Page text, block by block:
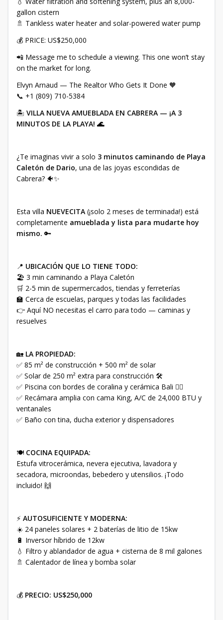
gallon cistern
🚿 Tankless water heater and solar-powered water pump
💰 PRICE: US$250,000
📲 Message me to schedule a viewing. This one won’t stay
on the market for long.
Elvyn Arnaud — The Realtor Who Gets It Done 🧡
📞 +1 (809) 710-5384
🏝️ VILLA NUEVA AMUEBLADA EN CABRERA — ¡A 3
MINUTOS DE LA PLAYA! 🌊
¿Te imaginas vivir a solo 3 minutos caminando de Playa
Caletón de Dario, una de las joyas escondidas de
Cabrera? 🐠✨
Esta villa NUEVECITA (¡solo 2 meses de terminada!) está
completamente amueblada y lista para mudarte hoy
mismo. 🔑
📍 UBICACIÓN QUE LO TIENE TODO:
🏖️ 3 min caminando a Playa Caletón
🛒 2-5 min de supermercados, tiendas y ferreterías
🏫 Cerca de escuelas, parques y todas las facilidades
👉 Aquí NO necesitas el carro para todo — caminas y
resuelves
🏡 LA PROPIEDAD:
✅ 85 m² de construcción + 500 m² de solar
✅ Solar de 250 m² extra para construcción 🛠️
✅ Piscina con bordes de coralina y cerámica Bali 🏊‍♂️
✅ Recámara amplia con cama King, A/C de 24,000 BTU y
ventanales
✅ Baño con tina, ducha exterior y dispensadores
🍽️ COCINA EQUIPADA:
Estufa vitrocerámica, nevera ejecutiva, lavadora y
secadora, microondas, bebedero y utensilios. ¡Todo
incluido! 🙌
⚡ AUTOSUFICIENTE Y MODERNA:
☀️ 24 paneles solares + 2 baterías de litio de 15kw
🔋 Inversor híbrido de 12kw
💧 Filtro y ablandador de agua + cisterna de 8 mil galones
🚿 Calentador de línea y bomba solar
💰 PRECIO: US$250,000